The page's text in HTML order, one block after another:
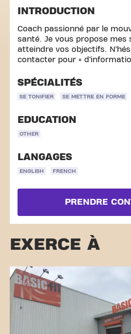
INTRODUCTION
Coach passionné par le
santé. Je vous propose mes
atteindre vos objectifs.
contacter pour +
SPÉCIALITÉS
SE TONIFIER SE METTRE EN FORME
EDUCATION
OTHER
LANGAGES
ENGLISH FRENCH
PRENDRE
EXERCE À